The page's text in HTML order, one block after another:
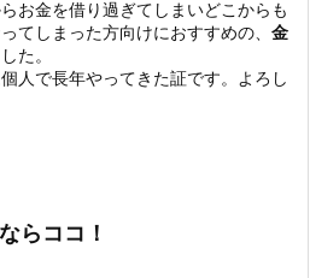
お金を借り過ぎてしまいどこからも
てしまった方向けにおすすめの、 金
た。
人で長年やってきた証です。よろし
らココ！